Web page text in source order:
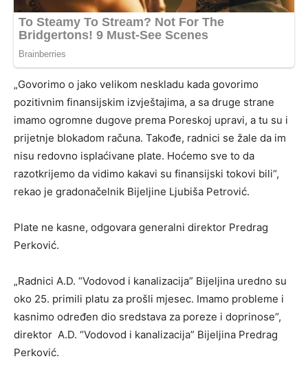
„Govorimo o jako velikom neskladu kada govorimo
pozitivnim finansijskim izvještajima, a sa druge strane
imamo ogromne dugove prema Poreskoj upravi, a tu su i
prijetnje blokadom računa. Takođe, radnici se žale da im
nisu redovno isplaćivane plate. Hoćemo sve to da
razotkrijemo da vidimo kakavi su finansijski tokovi bili“,
rekao je gradonačelnik Bijeljine Ljubiša Petrović.
Plate ne kasne, odgovara generalni direktor Predrag
Perković.
„Radnici A.D. “Vodovod i kanalizacija” Bijeljina uredno su
oko 25. primili platu za prošli mjesec. Imamo probleme i
kasnimo određen dio sredstava za poreze i doprinose“,
direktor A.D. “Vodovod i kanalizacija” Bijeljina Predrag
Perković.